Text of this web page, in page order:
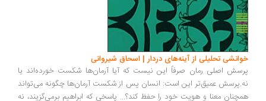
تحلیلی از آینه‌های دردار | اسحاق شیروانی
اصلی رمان صرفاً این نیست که آیا آرمان‌ها شکست خورده‌اند یا
عمیق‌تر این است: انسان پس از شکست آرمان‌ها چگونه می‌تواند
معنا و هویت خود را حفظ کند؟... پاسخی که ابراهیم برمی‌گزیند، نه